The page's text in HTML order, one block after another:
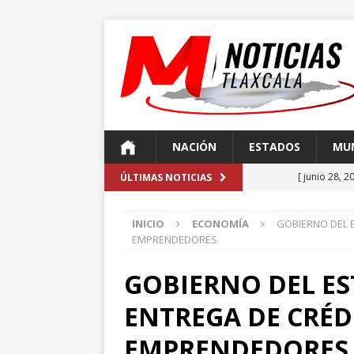
NACIÓN ESTADOS
ÚLTIMAS NOTICIAS [ junio 28,
más de
delitos de
[ abril 16, 2026 ]
INICIO ECONOMÍA
GOBIERNO DEL
EMPRENDEDORES
GOBIERNO DEL
ENTREGA DE